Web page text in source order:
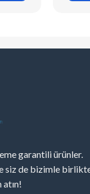
garantili ürünler.
siz de bizimle